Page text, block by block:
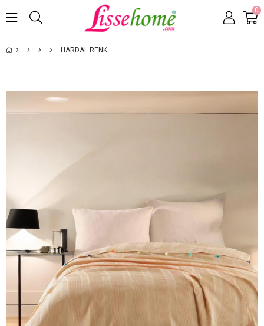
0
HARDAL RENK PONPON DREAM PIKE ÇIFT KIŞILIK 200X220CM